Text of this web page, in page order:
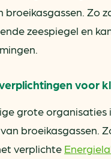
broeikasgassen. Zo
zeespiegel en
voor
grote organisaties
broeikasgassen.
verplichte